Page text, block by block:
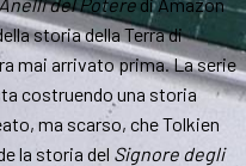
storia della Terra di
mai arrivato prima. La serie
costruendo una storia
ma scarso, che Tolkien
la storia del Signore degli